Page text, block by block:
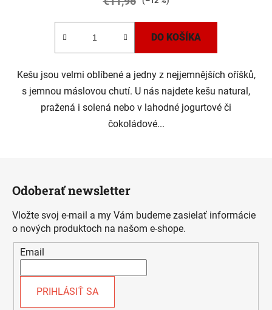
DO KOŠÍKA
Kešu jsou velmi oblíbené a jedny z nejjemnějších oříšků,
s jemnou máslovou chutí. U nás najdete kešu natural,
pražená i solená nebo v lahodné jogurtové či
čokoládové...
Odoberať newsletter
Vložte svoj e-mail a my Vám budeme zasielať informácie
o nových produktoch na našom e-shope.
Email
PRIHLÁSIŤ SA